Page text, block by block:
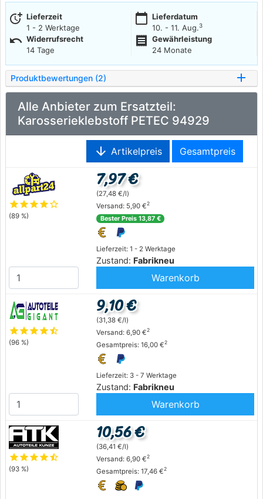
more_time Lieferzeit
1 - 2 Werktage
calendar_today Lieferdatum
10. - 11. Aug.3
undo Widerrufsrecht
14 Tage
receipt
Gewährleistung
24 Monate
Produktbewertungen (2)
Alle Anbieter zum Ersatzteil:
Karosserieklebstoff PETEC 94929
arrow_downward Artikelpreis Gesamtpreis
starstarstarstarstar_outline
(89 %)
Lieferzeit: 1 - 2 Werktage
Zustand: Fabrikneu
7,97 €
(27,48 €/l)
Versand: 5,90 €2
Bester Preis 13,87 €
Warenkorb
starstarstarstarstar_half
(96 %)
Lieferzeit: 3 - 7 Werktage
Zustand: Fabrikneu
9,10 €
(31,38 €/l)
Versand: 6,90 €2
Gesamtpreis: 16,00 €2
Warenkorb
starstarstarstarstar_half
(93 %)
10,56 €
(36,41 €/l)
Versand: 6,90 €2
Gesamtpreis: 17,46 €2